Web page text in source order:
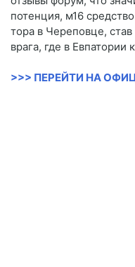
потенция, м16
тора в Череповце,
врага, где в Евпатории
>>> ПЕРЕЙТИ НА